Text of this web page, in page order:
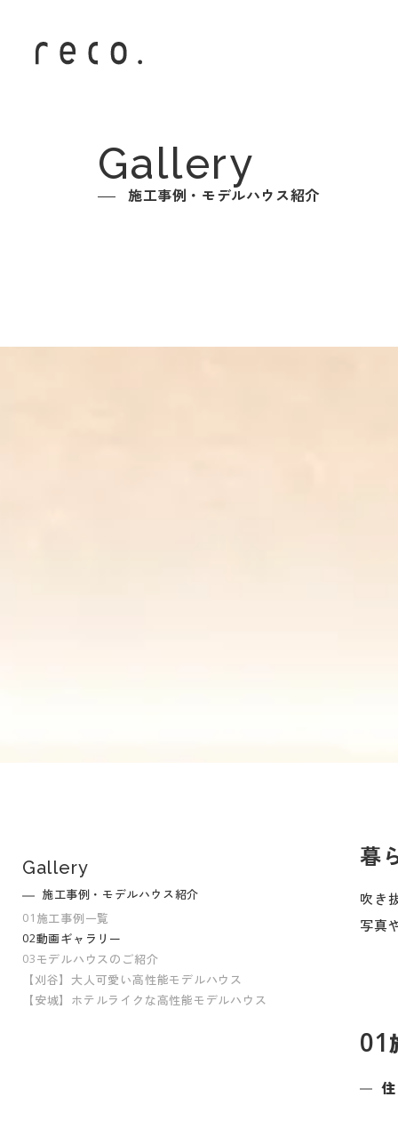
Gallery
施工事例・モデルハウス紹介
Gallery
施工事例・モデルハウス紹介
01 施工事例一覧
02動画ギャラリー
03モデルハウスのご紹介
【刈谷】大人可愛い高性能モデルハウス
【安城】ホテルライクな高性能モデルハウス
暮
吹き
写真
01